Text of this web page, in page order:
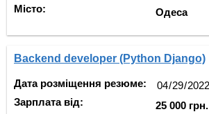
Місто:
Одеса
Backend developer (Python Django)
Дата розміщення резюме:
Зарплата від:
25 000 грн.